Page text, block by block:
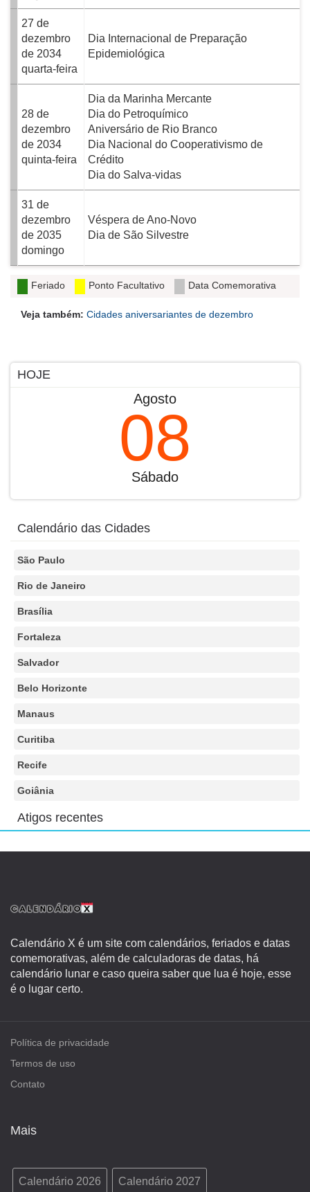
27 de
dezembro
de 2034
quarta-feira
Dia Internacional de Preparação
Epidemiológica
28 de
dezembro
de 2034
quinta-feira
Dia da Marinha Mercante
Dia do Petroquímico
Aniversário de Rio Branco
Dia Nacional do Cooperativismo de
Crédito
Dia do Salva-vidas
31 de
dezembro
de 2035
domingo
Véspera de Ano-Novo
Dia de São Silvestre
Feriado Ponto Facultativo Data Comemorativa
Veja também: Cidades aniversariantes de dezembro
HOJE
Agosto
08
Sábado
Calendário das Cidades
São Paulo
Rio de Janeiro
Brasília
Fortaleza
Salvador
Belo Horizonte
Manaus
Curitiba
Recife
Goiânia
Atigos recentes
Calendário X é um site com calendários, feriados e datas
comemorativas, além de calculadoras de datas, há
calendário lunar e caso queira saber que lua é hoje, esse
é o lugar certo.
Política de privacidade
Termos de uso
Contato
Mais
Calendário 2026 Calendário 2027